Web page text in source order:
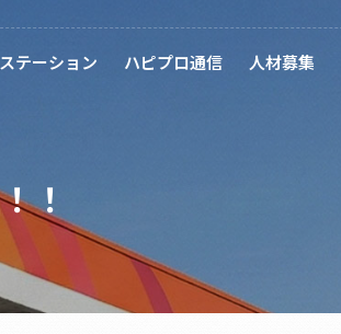
テーション ハピプロ通信 人材募集
！